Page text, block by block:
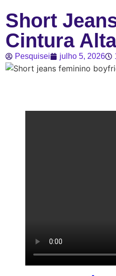
Short
Cintura Alta
Pesquisei julho 5, 2026